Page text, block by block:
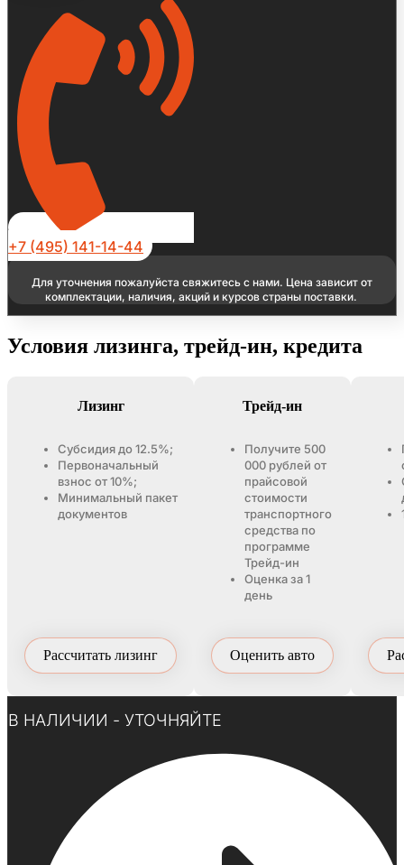
+7 (495) 141-14-44
Для уточнения пожалуйста свяжитесь с нами. Цена зависит от
комплектации, наличия, акций и курсов страны поставки.
Условия лизинга, трейд-ин, кредита
Лизинг
Субсидия до 12.5%;
Первоначальный
взнос от 10%;
Минимальный пакет
документов
Рассчитать лизинг
Трейд-ин
Получите 500
000 рублей от
прайсовой
стоимости
транспортного
средства по
программе
Трейд-ин
Оценка за 1
день
Оценить авто
В НАЛИЧИИ - УТОЧНЯЙТЕ